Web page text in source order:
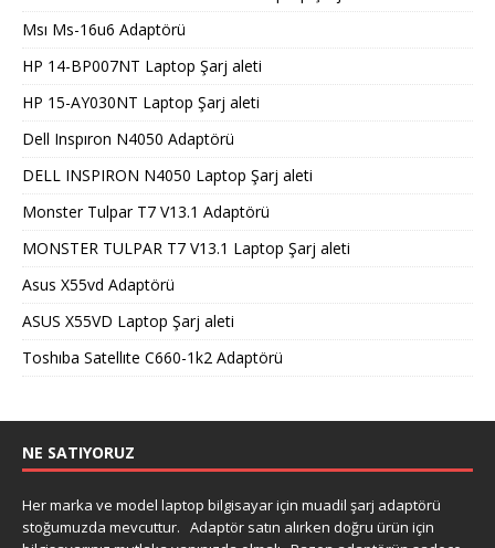
Msı Ms-16u6 Adaptörü
HP 14-BP007NT Laptop Şarj aleti
HP 15-AY030NT Laptop Şarj aleti
Dell Inspıron N4050 Adaptörü
DELL INSPIRON N4050 Laptop Şarj aleti
Monster Tulpar T7 V13.1 Adaptörü
MONSTER TULPAR T7 V13.1 Laptop Şarj aleti
Asus X55vd Adaptörü
ASUS X55VD Laptop Şarj aleti
Toshıba Satellıte C660-1k2 Adaptörü
NE SATIYORUZ
Her marka ve model laptop bilgisayar için muadil şarj adaptörü
stoğumuzda mevcuttur. Adaptör satın alırken doğru ürün için